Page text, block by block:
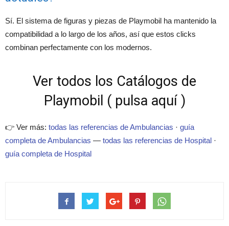
Sí. El sistema de figuras y piezas de Playmobil ha mantenido la
compatibilidad a lo largo de los años, así que estos clicks
combinan perfectamente con los modernos.
Ver todos los Catálogos de
Playmobil ( pulsa aquí )
👉 Ver más: todas las referencias de Ambulancias · guía
completa de Ambulancias — todas las referencias de Hospital ·
guía completa de Hospital